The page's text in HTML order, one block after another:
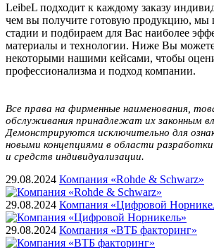
LeibeL подходит к каждому заказу
чем вы получите готовую продукцию, мы
стадии и подбираем для Вас наиболее
материалы и технологии. Ниже Вы можете
некоторыми нашими кейсами, чтобы
профессионализма и подход компании.
Все права на фирменные наименования,
обслуживания принадлежат их законным
Демонстрируются исключительно для
новыми концепциями в области
и средств индивидуализации.
29.08.2024 Компания «Rohde & Schwarz»
29.08.2024 Компания «Цифровой
29.08.2024 Компания «ВТБ факторинг»